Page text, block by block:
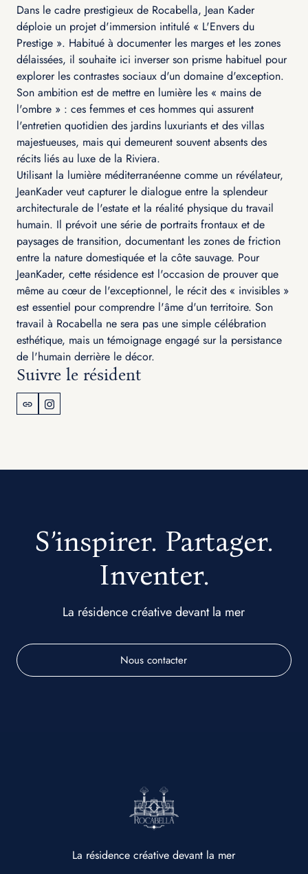
Dans le cadre prestigieux de Rocabella, Jean Kader
déploie un projet d'immersion intitulé « L'Envers du
Prestige ». Habitué à documenter les marges et les zones
délaissées, il souhaite ici inverser son prisme habituel pour
explorer les contrastes sociaux d'un domaine d'exception.
Son ambition est de mettre en lumière les « mains de
l'ombre » : ces femmes et ces hommes qui assurent
l'entretien quotidien des jardins luxuriants et des villas
majestueuses, mais qui demeurent souvent absents des
récits liés au luxe de la Riviera.
Utilisant la lumière méditerranéenne comme un révélateur,
JeanKader veut capturer le dialogue entre la splendeur
architecturale de l'estate et la réalité physique du travail
humain. Il prévoit une série de portraits frontaux et de
paysages de transition, documentant les zones de friction
entre la nature domestiquée et la côte sauvage. Pour
JeanKader, cette résidence est l'occasion de prouver que
même au cœur de l'exceptionnel, le récit des « invisibles »
est essentiel pour comprendre l'âme d'un territoire. Son
travail à Rocabella ne sera pas une simple célébration
esthétique, mais un témoignage engagé sur la persistance
de l'humain derrière le décor.
Suivre le résident
S’inspirer. Partager.
Inventer.
La résidence créative devant la mer
Nous contacter
La résidence créative devant la mer